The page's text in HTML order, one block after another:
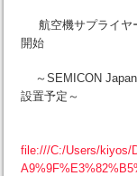
航空機サプライヤ
開始
～SEMICON Japan
設置予定～
file:///C:/Users/kiyos/